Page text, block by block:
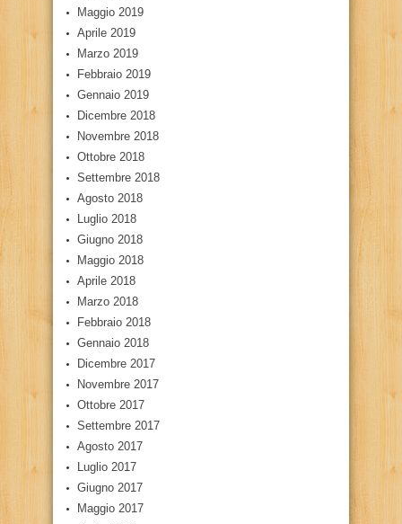
Maggio 2019
Aprile 2019
Marzo 2019
Febbraio 2019
Gennaio 2019
Dicembre 2018
Novembre 2018
Ottobre 2018
Settembre 2018
Agosto 2018
Luglio 2018
Giugno 2018
Maggio 2018
Aprile 2018
Marzo 2018
Febbraio 2018
Gennaio 2018
Dicembre 2017
Novembre 2017
Ottobre 2017
Settembre 2017
Agosto 2017
Luglio 2017
Giugno 2017
Maggio 2017